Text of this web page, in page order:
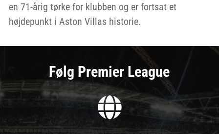
en 71-årig tørke for klubben og er fortsat et
højdepunkt i Aston Villas historie.
Følg Premier League
